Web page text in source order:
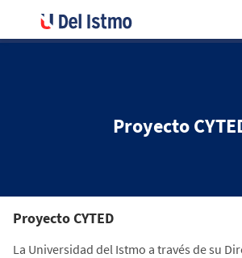
Home Universidad
Proyecto
Proyecto CYTED
La Universidad del Istmo a través de su